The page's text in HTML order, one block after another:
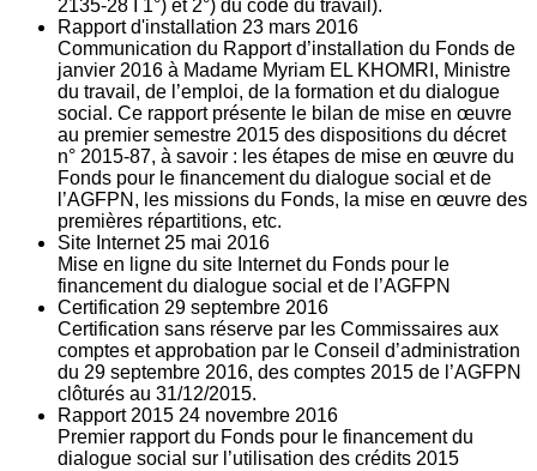
2135‐28 I 1°) et 2°) du code du travail).
Rapport d'installation 23 mars 2016
Communication du Rapport d’installation du Fonds de
janvier 2016 à Madame Myriam EL KHOMRI, Ministre
du travail, de l’emploi, de la formation et du dialogue
social. Ce rapport présente le bilan de mise en œuvre
au premier semestre 2015 des dispositions du décret
n° 2015-87, à savoir : les étapes de mise en œuvre du
Fonds pour le financement du dialogue social et de
l’AGFPN, les missions du Fonds, la mise en œuvre des
premières répartitions, etc.
Site Internet 25 mai 2016
Mise en ligne du site Internet du Fonds pour le
financement du dialogue social et de l’AGFPN
Certification 29 septembre 2016
Certification sans réserve par les Commissaires aux
comptes et approbation par le Conseil d’administration
du 29 septembre 2016, des comptes 2015 de l’AGFPN
clôturés au 31/12/2015.
Rapport 2015 24 novembre 2016
Premier rapport du Fonds pour le financement du
dialogue social sur l’utilisation des crédits 2015